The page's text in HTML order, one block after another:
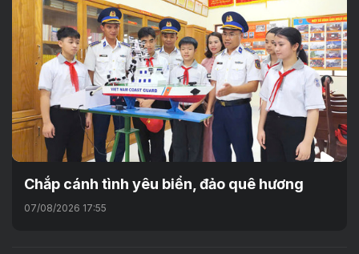
Chắp cánh tình yêu biển, đảo quê hương
07/08/2026 17:55